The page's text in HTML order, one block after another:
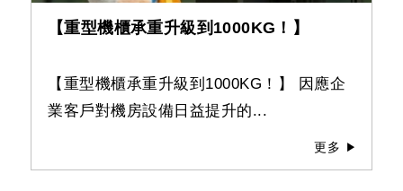
【重型機櫃承重升級到1000KG！】
【重型機櫃承重升級到1000KG！】 因應企
業客戶對機房設備日益提升的...
更多